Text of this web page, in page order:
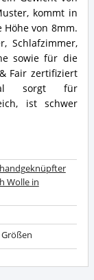
kommt in
von 8mm.
Schlafzimmer,
sowie für die
Fair zertifiziert
sorgt für
ist schwer
Wolle in